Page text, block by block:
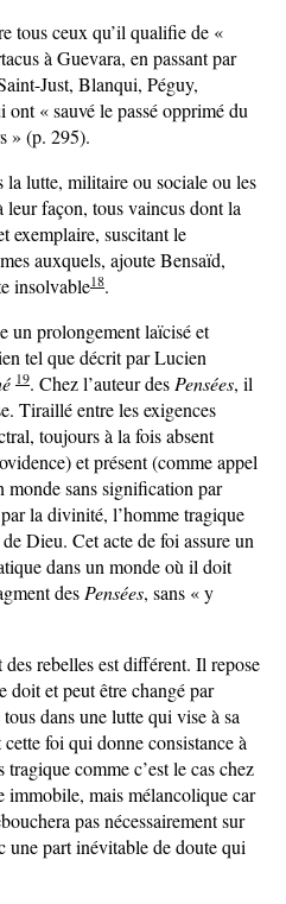
tous ceux qu’il qualifie de «
à Guevara, en passant par
Just, Blanqui, Péguy,
« sauvé le passé opprimé du
» (p. 295).
la lutte, militaire ou sociale ou les
leur façon, tous vaincus dont la
exemplaire, suscitant le
auxquels, ajoute Bensaïd,
insolvable18.
un prolongement laïcisé et
tel que décrit par Lucien
19. Chez l’auteur des Pensées, il
Tiraillé entre les exigences
toujours à la fois absent
et présent (comme appel
monde sans signification par
la divinité, l’homme tragique
Dieu. Cet acte de foi assure un
dans un monde où il doit
des Pensées, sans « y
rebelles est différent. Il repose
et peut être changé par
dans une lutte qui vise à sa
foi qui donne consistance à
comme c’est le cas chez
immobile, mais mélancolique car
pas nécessairement sur
part inévitable de doute qui